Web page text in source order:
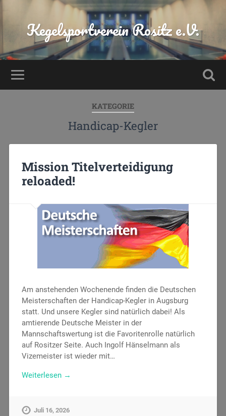
Kegelsportverein Rositz e.V.
KATEGORIE
Handicap-Kegler
Mission Titelverteidigung
reloaded!
Am anstehenden Wochenende finden die Deutschen
Meisterschaften der Handicap-Kegler in Augsburg
statt. Und unsere Kegler sind natürlich dabei! Als
amtierende Deutsche Meister in der
Mannschaftswertung ist die Favoritenrolle natürlich
auf Rositzer Seite. Auch Ingolf Hänselmann als
Vizemeister ist wieder mit…
Weiterlesen →
Juli 16, 2026